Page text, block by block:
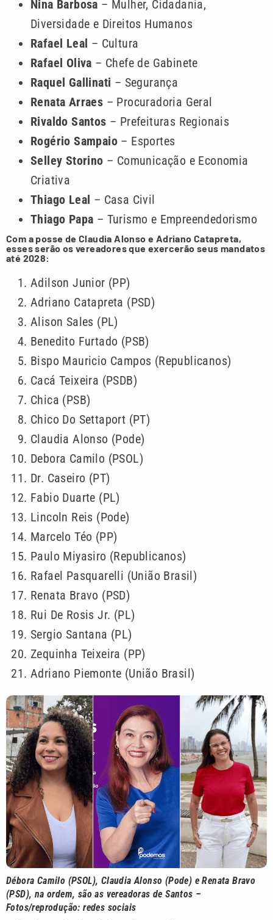
Nina Barbosa – Mulher, Cidadania,
Diversidade e Direitos Humanos
Rafael Leal – Cultura
Rafael Oliva – Chefe de Gabinete
Raquel Gallinati – Segurança
Renata Arraes – Procuradoria Geral
Rivaldo Santos – Prefeituras Regionais
Rogério Sampaio – Esportes
Selley Storino – Comunicação e Economia
Criativa
Thiago Leal – Casa Civil
Thiago Papa – Turismo e Empreendedorismo
Com a posse de Claudia Alonso e Adriano Catapreta,
esses serão os vereadores que exercerão seus mandatos
até 2028:
Adilson Junior (PP)
Adriano Catapreta (PSD)
Alison Sales (PL)
Benedito Furtado (PSB)
Bispo Mauricio Campos (Republicanos)
Cacá Teixeira (PSDB)
Chica (PSB)
Chico Do Settaport (PT)
Claudia Alonso (Pode)
Debora Camilo (PSOL)
Dr. Caseiro (PT)
Fabio Duarte (PL)
Lincoln Reis (Pode)
Marcelo Téo (PP)
Paulo Miyasiro (Republicanos)
Rafael Pasquarelli (União Brasil)
Renata Bravo (PSD)
Rui De Rosis Jr. (PL)
Sergio Santana (PL)
Zequinha Teixeira (PP)
Adriano Piemonte (União Brasil)
Débora Camilo (PSOL), Claudia Alonso (Pode) e Renata Bravo
(PSD), na ordem, são as vereadoras de Santos –
Fotos/reprodução: redes sociais